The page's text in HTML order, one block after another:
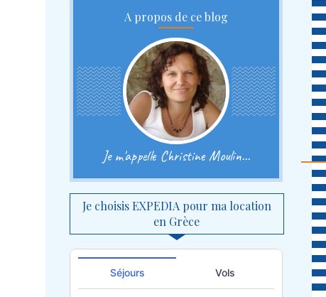
A propos de ce blog
Je m'appelle Christine Moulin...
Je choisis EXPEDIA pour ma location
en Grèce